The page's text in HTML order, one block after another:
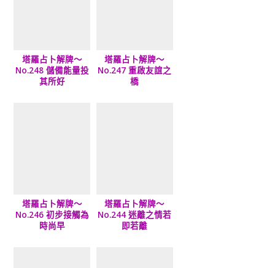
塔羅占卜解牌～
No.248 儲備能量投
其所好
塔羅占卜解牌～
No.247 重啟友誼之
橋
塔羅占卜解牌～
No.246 初步接觸為
時尚早
塔羅占卜解牌～
No.244 迷離之情若
即若離